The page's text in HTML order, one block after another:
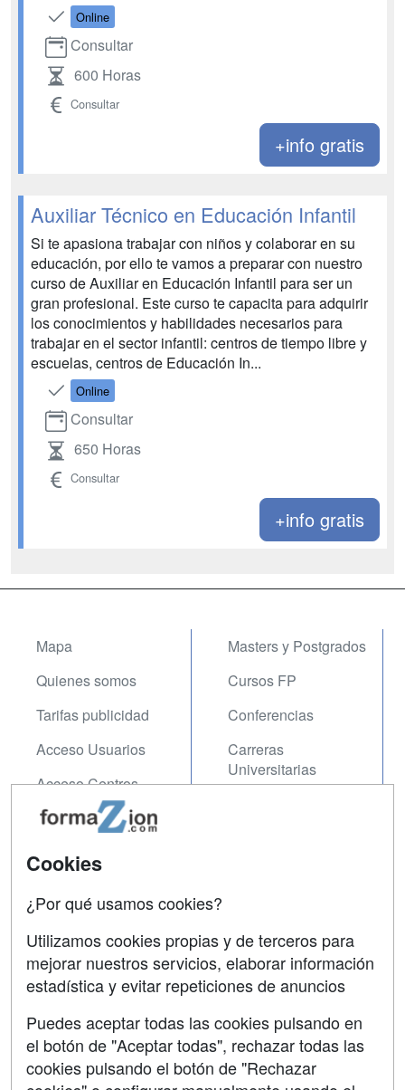
Online
Consultar
600 Horas
Consultar
+info gratis
Auxiliar Técnico en Educación Infantil
Si te apasiona trabajar con niños y colaborar en su
educación, por ello te vamos a preparar con nuestro
curso de Auxiliar en Educación Infantil para ser un
gran profesional. Este curso te capacita para adquirir
los conocimientos y habilidades necesarios para
trabajar en el sector infantil: centros de tiempo libre y
escuelas, centros de Educación In...
Online
Consultar
650 Horas
Consultar
+info gratis
Mapa
Quienes somos
Tarifas publicidad
Acceso Usuarios
Acceso Centros
Masters y Postgrados
Cursos FP
Conferencias
Carreras
Universitarias
Contactar
Copyleft
Grupo formazion:
Cookies
¿Por qué usamos cookies?
Utilizamos cookies propias y de terceros para
mejorar nuestros servicios, elaborar información
estadística y evitar repeticiones de anuncios
Puedes aceptar todas las cookies pulsando en
el botón de "Aceptar todas", rechazar todas las
cookies pulsando el botón de "Rechazar